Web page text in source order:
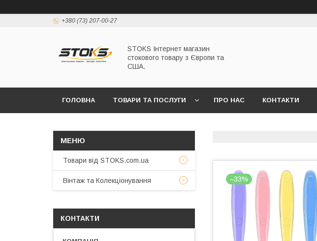
+380 (73) 207-00-27
STOKS Інтернет магазин
стокового товару з Європи та
США.
ГОЛОВНА ТОВАРИ ТА ПОСЛУГИ ПРО НАС КОНТАКТИ
–33%
Товари від STOKS.com.ua
Вінтаж та Колекціонування
КОНТАКТИ